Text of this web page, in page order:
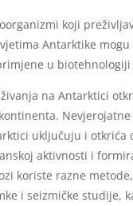
koji
Antarktike mogu
u
na Antarktici
uključuju i otkrića
aktivnosti i
koriste razne
i seizmičke studije,